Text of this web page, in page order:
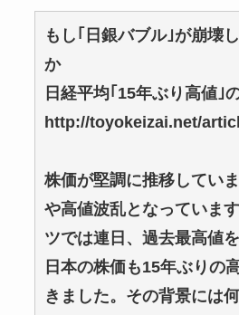
もし｢日銀バブル｣が崩壊
か
日経平均｢15年ぶり高値｣
http://toyokeizai.net/
株価が堅調に推移してい
や高値波乱となっていま
ツでは連日、過去最高値を
日本の株価も15年ぶりの
きました。その背景には